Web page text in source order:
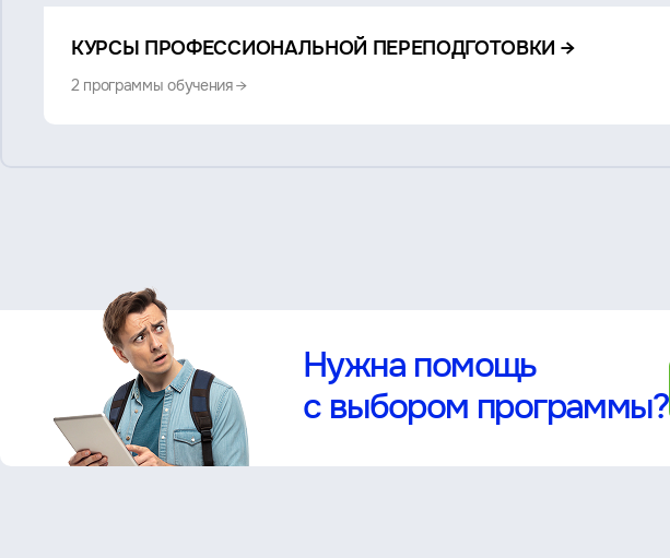
Смотрите
также:
КУРСЫ ПРОФЕССИОНАЛЬНОЙ ПЕРЕПОДГОТОВКИ →
2 программы обучения →
Нужна помощь
с выбором программы?